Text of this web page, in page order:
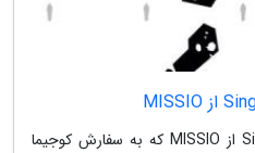
متن و ترجمه آهنگ Sing To Me از MISSIO که به سفارش کوجیما